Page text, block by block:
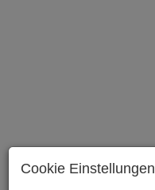
Cookie Einstellungen